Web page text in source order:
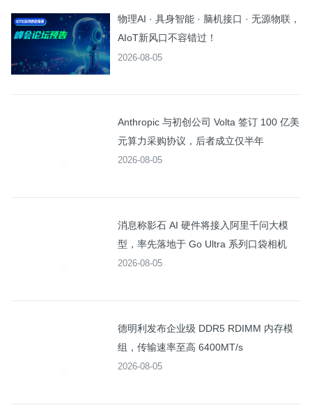
物理AI · 具身智能 · 脑机接口 · 无源物联，
AIoT新风口不容错过！
2026-08-05
Anthropic 与初创公司 Volta 签订 100 亿美
元算力采购协议，后者成立仅半年
2026-08-05
消息称影石 AI 硬件将接入阿里千问大模
型，率先落地于 Go Ultra 系列口袋相机
2026-08-05
德明利发布企业级 DDR5 RDIMM 内存模
组，传输速率至高 6400MT/s
2026-08-05